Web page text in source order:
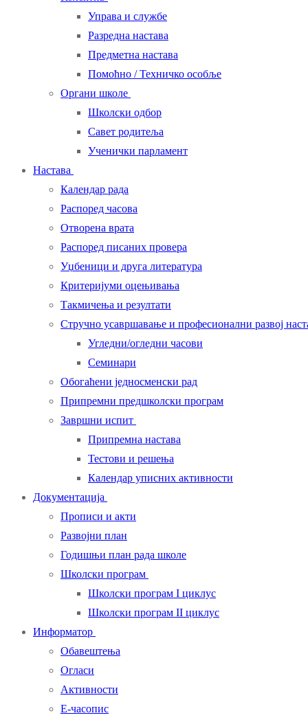
Управа и службе
Разредна настава
Предметна настава
Помоћно / Техничко особље
Органи школе
Школски одбор
Савет родитеља
Ученички парламент
Настава
Календар рада
Распоред часова
Отворена врата
Распоред писаних провера
Уџбеници и друга литература
Критеријуми оцењивања
Такмичења и резултати
Стручно усавршавање и професионални развој
Угледни/огледни часови
Семинари
Обогаћени једносменски рад
Припремни предшколски програм
Завршни испит
Припремна настава
Тестови и решења
Календар уписних активности
Документација
Прописи и акти
Развојни план
Годишњи план рада школе
Школски програм
Школски програм I циклус
Школски програм II циклус
Информатор
Обавештења
Огласи
Активности
Е-часопис